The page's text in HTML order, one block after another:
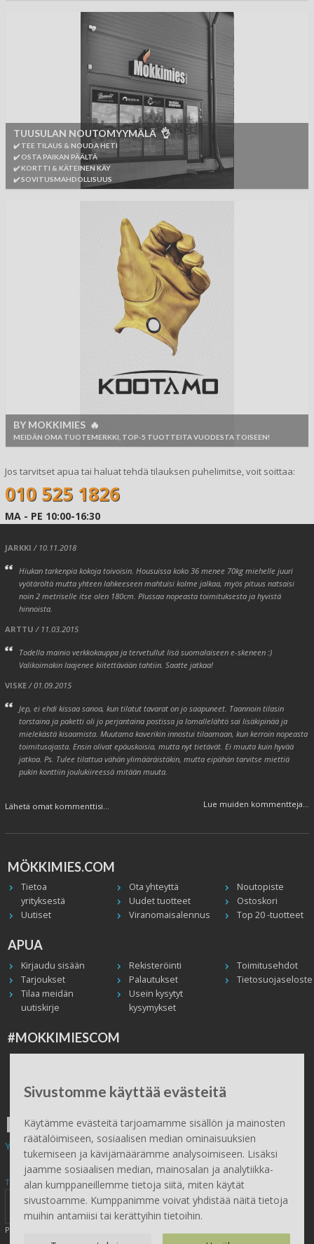
Sivustomme käyttää evästeitä
Käytämme evästeitä tarjoamamme sisällön ja mainosten
räätälöimiseen, sosiaalisen median ominaisuuksien
tukemiseen ja kävijämäärämme analysoimiseen. Lisäksi
jaamme sosiaalisen median, mainosalan ja analytiikka-
alan kumppaneillemme tietoja siitä, miten käytät
sivustoamme. Kumppanimme voivat yhdistää näitä tietoja
muihin antamiisi tai kerättyihin tietoihin.
TUUSULAN NOUTOMYYMÄLÄ 👌
✔️ TEE TILAUS & NOUDA HETI
✔️ OSTA PAIKAN PÄÄLTÄ
✔️ KORTTI & KÄTEINEN KÄY
✔️ SOVITUSMAHDOLLISUUS
BY MOKKIMIES 🔥
MEIDÄN OMA TUOTEMERKKI, TOP-5 TUOTTEITA VUODESTA TOISEEN!
Jos tarvitset apua tai haluat tehdä tilauksen puhelimitse, voit soittaa:
010 525 1826
MA - PE 10:00-16:30
JARKKI / 10.11.2018
Hiukan tarkenpia kokoja toivoisin. Housuissa koko 36 menee 70kg miehelle juuri
vyötäröltä mutta yhteen lahkeeseen mahtuisi kolme jalkaa, myös pituus natsaisi
noin 2 metriselle itse olen 180cm. Plussaa nopeasta toimituksesta ja hyvistä
hinnoista.
ARTTU / 11.03.2015
Todella mainio verkkokauppa ja tervetullut lisä suomalaiseen e-skeneen :)
Valikoimakin laajenee kiitettävään tahtiin. Saatte jatkaa!
VISKE/ 01.09.2015
Jep, ei ehdi kissaa sanoa, kun tilatut tavarat on jo saapuneet. Taannoin tilasin
torstaina ja paketti oli jo perjantaina postissa ja lomallelähtö sai lisäkipinää ja
mielekästä kisaamista. Muutama kaverikin innostui tilaamaan, kun kerroin nopeasta
toimitusajasta. Ensin olivat epäuskoisia, mutta nyt tietävät. Ei muuta kuin hyvää
jatkoa. Ps. Tulee tilattua vähän ylimääräistäkin, mutta eipähän tarvitse miettiä
pukin konttiin joulukiireessä mitään muuta.
Lähetä omat kommenttisi... Lue muiden kommentteja...
MÖKKIMIES.COM
Tietoa
yrityksestä
Ota yhteyttä
Noutopiste
Uudet tuotteet
Ostoskori
Uutiset
Viranomaisalennus Top 20 -tuotteet
APUA
Kirjaudu sisään Rekisteröinti
Toimitusehdot
Tarjoukset
Palautukset
Tietosuojaseloste
Tilaa meidän
uutiskirje
Usein kysytyt
kysymykset
#MOKKIMIESCOM
Peruuta tilaus
ILMAINEN TOIMITUS
Yli 100 € tilauksiin.
Tilaa Mökkimies.comin uutiskirje tästä
Painamalla lähetä, hyväksyt henkilötietojen tallentamisen (